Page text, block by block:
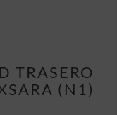
TRASERO
(N1)